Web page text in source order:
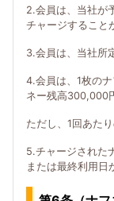
2.会員は、当社が
チャージすること
3.会員は、当社所
4.会員は、1枚の
ネー残高300,000
ただし、1回あた
5.チャージされた
または最終利用日